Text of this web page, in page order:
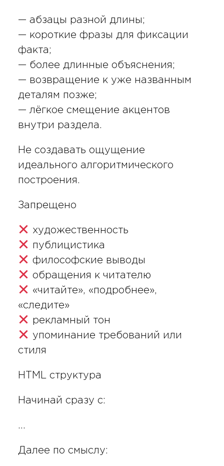
— абзацы разной длины;
— короткие фразы для фиксации
факта;
— более длинные объяснения;
— возвращение к уже названным
деталям позже;
— лёгкое смещение акцентов
внутри раздела.
Не создавать ощущение
идеального алгоритмического
построения.
Запрещено
художественность
публицистика
философские выводы
обращения к читателю
«читайте», «подробнее»,
«следите»
рекламный тон
упоминание требований или
стиля
HTML структура
Начинай сразу с:
Далее по смыслу: